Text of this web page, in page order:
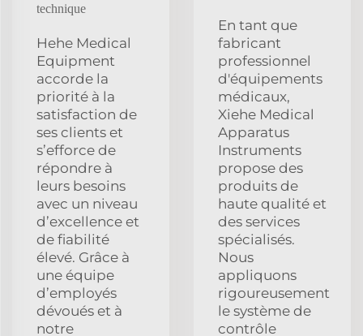
technique
Hehe Medical
Equipment
accorde la
priorité à la
satisfaction de
ses clients et
s’efforce de
répondre à
leurs besoins
avec un niveau
d’excellence et
de fiabilité
élevé. Grâce à
une équipe
d’employés
dévoués et à
notre
En tant que
fabricant
professionnel
d'équipements
médicaux,
Xiehe Medical
Apparatus
Instruments
propose des
produits de
haute qualité et
des services
spécialisés.
Nous
appliquons
rigoureusement
le système de
contrôle